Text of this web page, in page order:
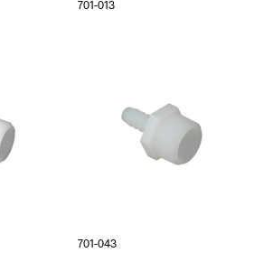
701-013
701-043